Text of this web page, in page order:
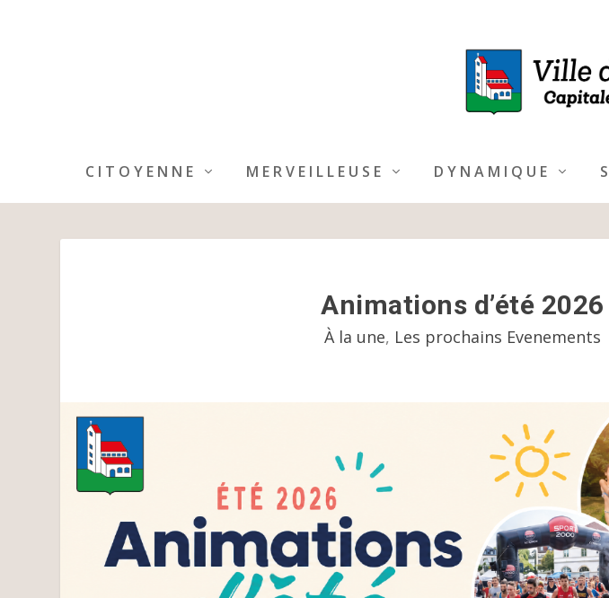
CITOYENNE MERVEILLEUSE DYNAMIQUE
Animations d’été 2026
À la une, Les prochains Evenements